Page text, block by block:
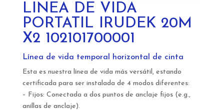
LINEA DE VIDA
PORTATIL IRUDEK 20M
X2 102101700001
Línea de vida temporal horizontal de cinta
Esta es nuestra línea de vida más versátil, estando
certificada para ser instalada de 4 modos diferentes:
– Fijos: Conectada a dos puntos de anclaje fijos (e.g.,
anillas de anclaje).